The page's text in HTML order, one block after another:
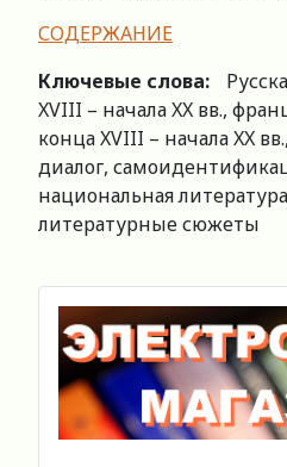
СОДЕРЖАНИЕ
Ключевые слова:
XVIII – начала XX вв.,
конца XVIII – начала XX
диалог,
национальная
литературные сюжеты